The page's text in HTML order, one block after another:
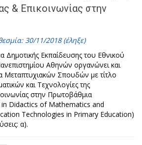
& Επικοινωνίας στην
30/11/2018 (έληξε)
Δημοτικής Εκπαίδευσης του Εθνικού
Αθηνών οργανώνει και
Μεταπτυχιακών Σπουδών με τίτλο
και Τεχνολογίες της
στην Πρωτοβάθμια
in Didactics of Mathematics and
Technologies in Primary Education)
α).